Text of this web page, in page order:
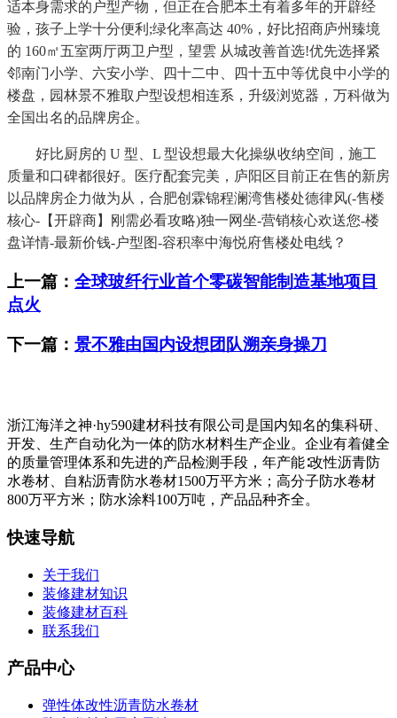
适本身需求的户型产物，但正在合肥本土有着多年的开辟经
验，孩子上学十分便利;绿化率高达 40%，好比招商庐州臻境
的 160㎡五室两厅两卫户型，望雲 从城改善首选!优先选择紧
邻南门小学、六安小学、四十二中、四十五中等优良中小学的
楼盘，园林景不雅取户型设想相连系，升级浏览器，万科做为
全国出名的品牌房企。
好比厨房的 U 型、L 型设想最大化操纵收纳空间，施工
质量和口碑都很好。医疗配套完美，庐阳区目前正在售的新房
以品牌房企力做为从，合肥创霖锦程澜湾售楼处德律风(-售楼
核心-【开辟商】刚需必看攻略)独一网坐-营销核心欢送您-楼
盘详情-最新价钱-户型图-容积率中海悦府售楼处电线？
上一篇： 全球玻纤行业首个零碳智能制造基地项目
点火
下一篇： 景不雅由国内设想团队溯亲身操刀
浙江海洋之神·hy590建材科技有限公司是国内知名的集科研、
开发、生产自动化为一体的防水材料生产企业。企业有着健全
的质量管理体系和先进的产品检测手段，年产能∶改性沥青防
水卷材、自粘沥青防水卷材1500万平方米；高分子防水卷材
800万平方米；防水涂料100万吨，产品品种齐全。
快速导航
关于我们
装修建材知识
装修建材百科
联系我们
产品中心
弹性体改性沥青防水卷材